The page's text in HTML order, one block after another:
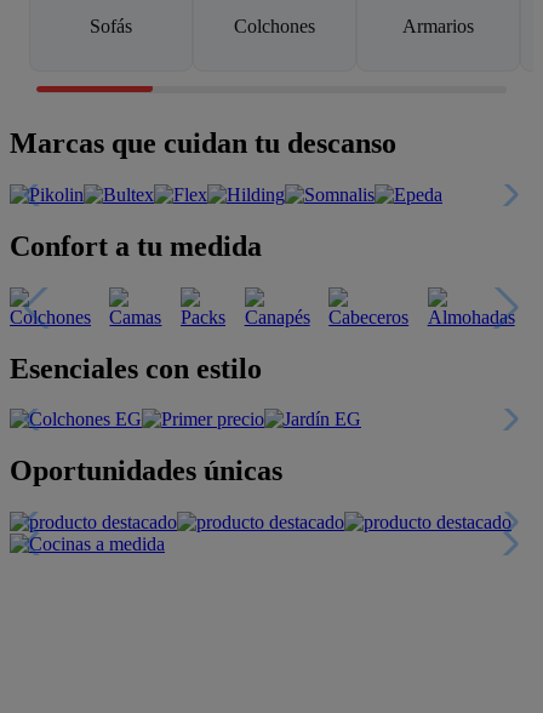
Sofás Colchones Armarios
Marcas que cuidan tu descanso
Confort a tu medida
Esenciales con estilo
Oportunidades únicas